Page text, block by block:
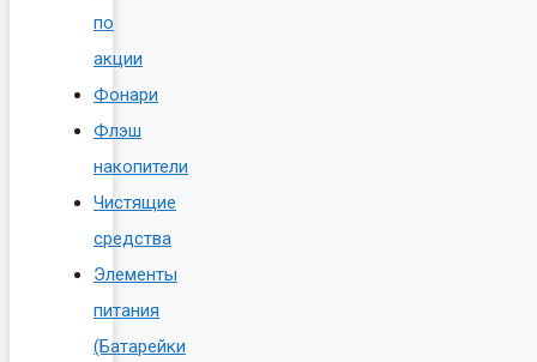
по
акции
Фонари
Флэш
накопители
Чистящие
средства
Элементы
питания
(Батарейки